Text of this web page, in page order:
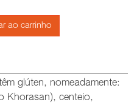
ao carrinho
glúten, nomeadamente:
Khorasan), centeio,